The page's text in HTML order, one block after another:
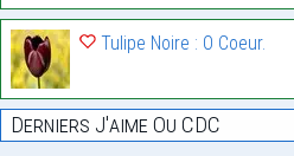
Tulipe Noire : O Coeur.
Derniers J'aime Ou CDC